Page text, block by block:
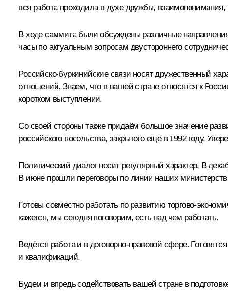
вся работа проходила в духе дружбы,
В ходе саммита были обсуждены различные
часы по актуальным вопросам двустороннего
Российско-буркинийские связи носят дружественный
отношений. Знаем, что в вашей стране относятся к
коротком выступлении.
Со своей стороны также придаём большое значение
российского посольства, закрытого ещё в 1992 году.
Политический диалог носит регулярный характер. В
В июне прошли переговоры по линии наших
Готовы совместно работать по развитию торгово-
кажется, мы сегодня поговорим, есть над чем работать.
Ведётся работа и в договорно-правовой сфере.
и квалификаций.
Будем и впредь содействовать вашей стране в